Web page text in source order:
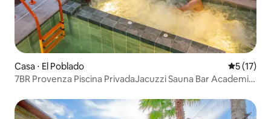
Casa ⋅ El Poblado 5 de uma
5 (17)
7BR Provenza Piscina PrivadaJacuzzi Sauna Bar Academia